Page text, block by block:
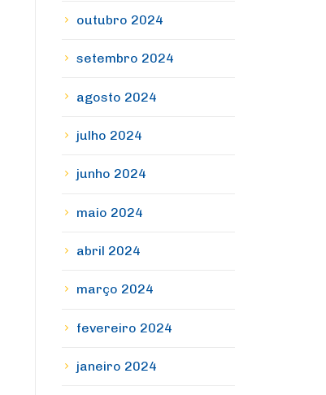
outubro 2024
setembro 2024
agosto 2024
julho 2024
junho 2024
maio 2024
abril 2024
março 2024
fevereiro 2024
janeiro 2024